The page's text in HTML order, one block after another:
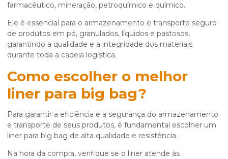
farmacêutico, mineração, petroquímico e químico.
Ele é essencial para o armazenamento e transporte seguro
de produtos em pó, granulados, líquidos e pastosos,
garantindo a qualidade e a integridade dos materiais
durante toda a cadeia logística.
Como escolher o melhor
liner para big bag?
Para garantir a eficiência e a segurança do armazenamento
e transporte de seus produtos, é fundamental escolher um
liner para big bag de alta qualidade e resistência.
Na hora da compra, verifique se o liner atende às